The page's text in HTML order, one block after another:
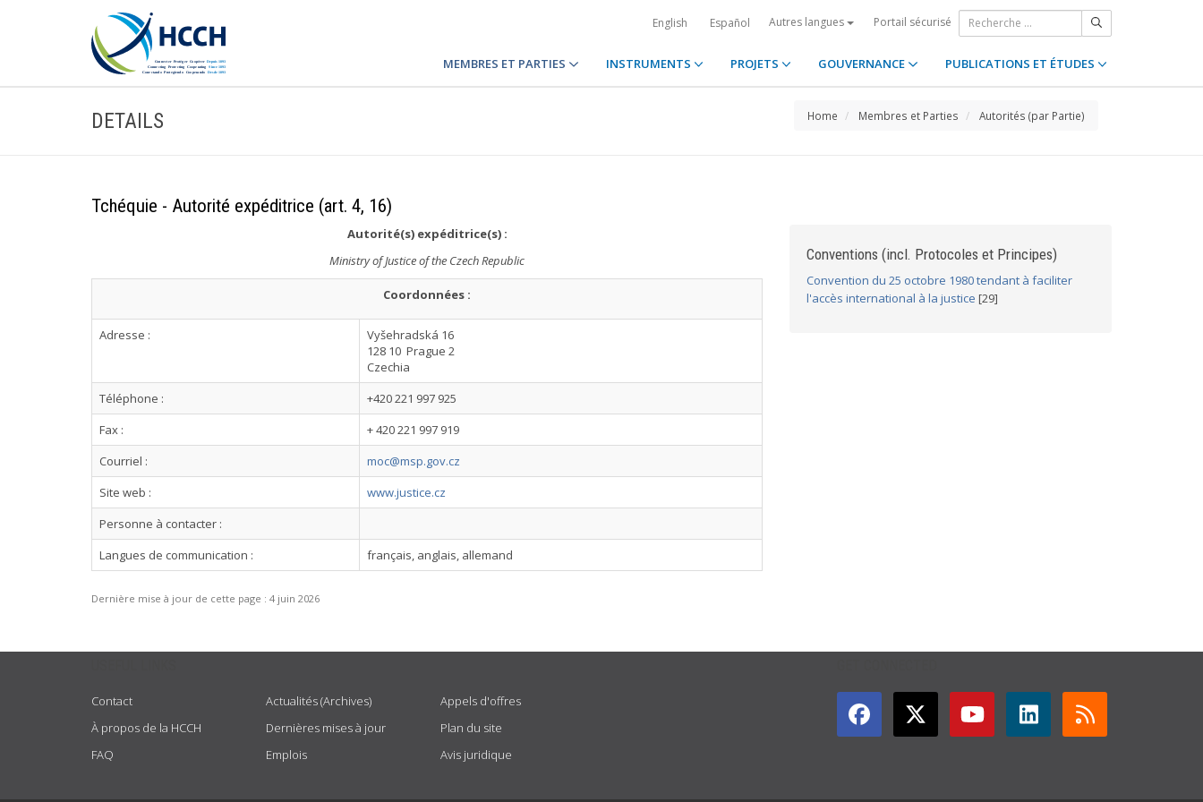
English Español Autres langues Portail sécurisé
MEMBRES ET PARTIES INSTRUMENTS PROJETS GOUVERNANCE PUBLICATIONS ET ÉTUDES
DETAILS Home Membres et Parties Autorités (par Partie)
Tchéquie - Autorité expéditrice (art. 4, 16)
Autorité(s) expéditrice(s) :
Ministry of Justice of the Czech Republic
Coordonnées :
Adresse :
Vyšehradská 16
128 10 Prague 2
Czechia
Téléphone :
+420 221 997 925
Fax :
+ 420 221 997 919
Courriel :
moc@msp.gov.cz
Site web :
www.justice.cz
Personne à contacter :
Langues de communication :
français, anglais, allemand
Dernière mise à jour de cette page : 4 juin 2026
Conventions (incl. Protocoles et Principes)
Convention du 25 octobre 1980 tendant à faciliter
l'accès international à la justice [29]
Contact
À propos de la HCCH
FAQ
Actualités (Archives)
Dernières mises à jour
Emplois
Appels d'offres
Plan du site
Avis juridique